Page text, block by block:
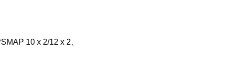
10 x 2/12 x 2、